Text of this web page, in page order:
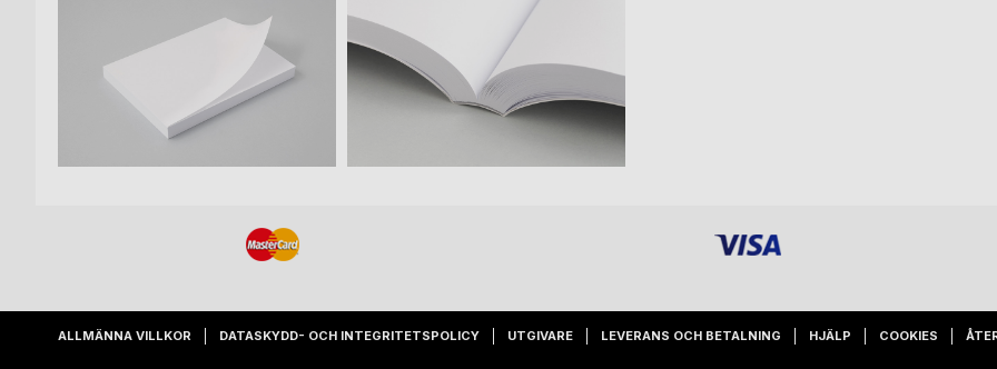
ALLMÄNNA VILLKOR DATASKYDD- OCH INTEGRITETSPOLICY UTGIVARE LEVERANS OCH BETALNING HJÄLP COOKIES